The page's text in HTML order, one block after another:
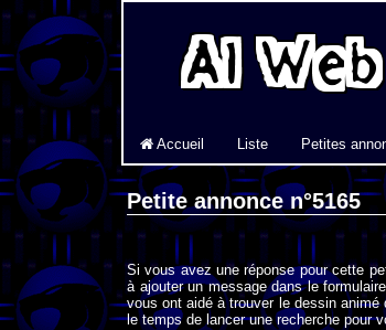
Accueil Liste Petites
Petite annonce n°5165
Si vous avez une réponse pour cette
à ajouter un message dans le
vous ont aidé à trouver le dessin
le temps de lancer une recherche pour